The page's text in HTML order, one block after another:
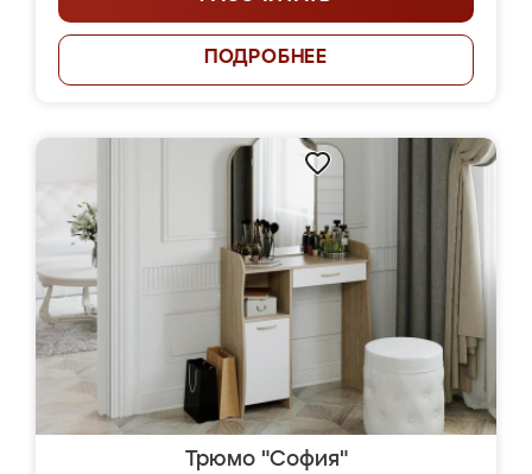
ПОДРОБНЕЕ
Трюмо "София"